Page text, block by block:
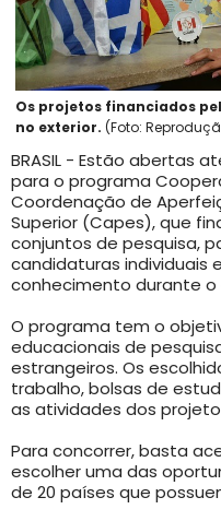
Os projetos financiados
no exterior. (Foto:
BRASIL - Estão abertas
para o programa
Coordenação de
Superior (Capes), que
conjuntos de pesquisa,
candidaturas individuais
conhecimento durante o
O programa tem o
educacionais de
estrangeiros. Os
trabalho, bolsas de
as atividades dos
Para concorrer, basta
escolher uma das
de 20 países que